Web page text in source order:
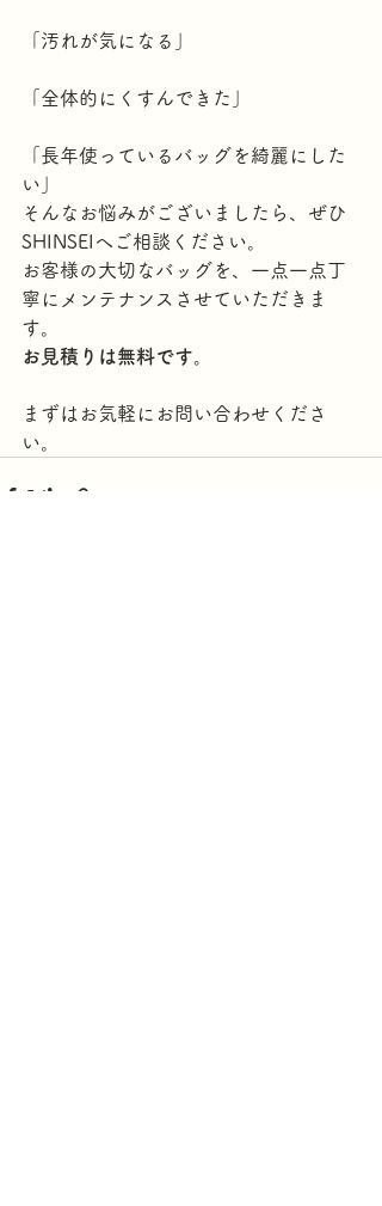
「汚れが気になる」
「全体的にくすんできた」
「長年使っているバッグを綺麗にした
い」
そんなお悩みがございましたら、ぜひ
SHINSEIへご相談ください。
お客様の大切なバッグを、一点一点丁
寧にメンテナンスさせていただきま
す。
お見積りは無料です。
まずはお気軽にお問い合わせくださ
い。